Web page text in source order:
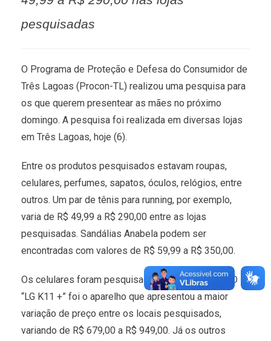
pesquisadas
O Programa de Proteção e Defesa do Consumidor de
Três Lagoas (Procon-TL) realizou uma pesquisa para
os que querem presentear as mães no próximo
domingo. A pesquisa foi realizada em diversas lojas
em Três Lagoas, hoje (6).
Entre os produtos pesquisados estavam roupas,
celulares, perfumes, sapatos, óculos, relógios, entre
outros. Um par de tênis para running, por exemplo,
varia de R$ 49,99 a R$ 290,00 entre as lojas
pesquisadas. Sandálias Anabela podem ser
encontradas com valores de R$ 59,99 a R$ 350,00.
Os celulares foram pesquisados em quatro lojas. O
“LG K11 +” foi o aparelho que apresentou a maior
variação de preço entre os locais pesquisados,
variando de R$ 679,00 a R$ 949,00. Já os outros